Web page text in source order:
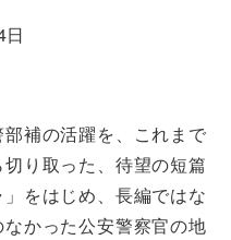
補の活躍を、これまで
り取った、待望の短篇
をはじめ、長編ではな
かった公安警察官の地